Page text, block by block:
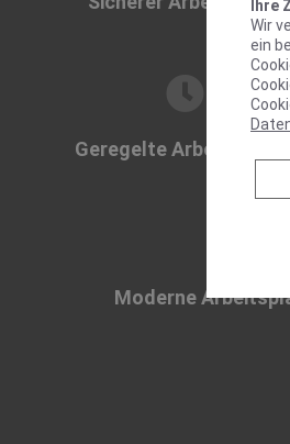
Geregelte
Moderne
Ihre
Wir
ein